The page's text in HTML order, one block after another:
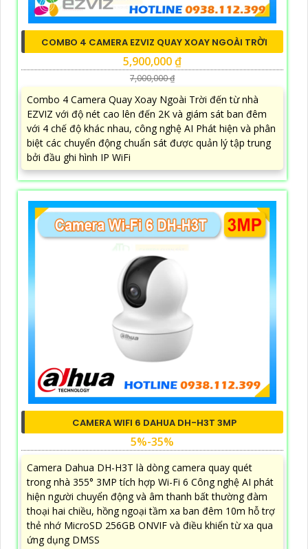
COMBO 4 CAMERA EZVIZ QUAY XOAY NGOÀI TRỜI
5,900,000 ₫
7,000,000 ₫
Combo 4 Camera Quay Xoay Ngoài Trời đến từ nhà
EZVIZ với độ nét cao lên đến 2K và giám sát ban đêm
với 4 chế độ khác nhau, công nghệ AI Phát hiện và phân
biệt các chuyển động chuẩn sát được quản lý tập trung
bởi đầu ghi hình IP WiFi
CAMERA WIFI 6 DAHUA DH-H3T 3MP
5%-35%
Camera Dahua DH-H3T là dòng camera quay quét
trong nhà 355° 3MP tích hợp Wi-Fi 6 Công nghệ AI phát
hiện người chuyển động và âm thanh bất thường đàm
thoại hai chiều, hồng ngoại tầm xa ban đêm 10m hỗ trợ
thẻ nhớ MicroSD 256GB ONVIF và điều khiển từ xa qua
ứng dụng DMSS